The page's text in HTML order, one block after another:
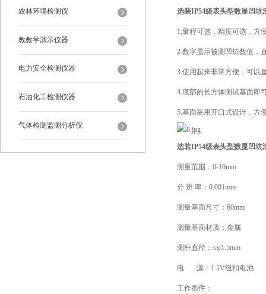
农林环境检测仪
教教学演示仪器
电力安全检测仪器
石油化工检测仪器
气体检测监测分析仪
选装IP54级表头型数显凹坑
1.量程可选，精度可选，方
2.数字显示被测凹坑数值，
3.使用起来非常方便，可以
4.底部的长方体测试基面即
5.基面采用开口式设计，方
选装IP54级表头型数显凹坑
测量范围：0-10mm
分 辨 率：0.001mm
测量基面尺寸：60mm
测量基面材质：金属
测杆直径：≤φ1.5mm
电 源：1.5V纽扣电池
工作条件：